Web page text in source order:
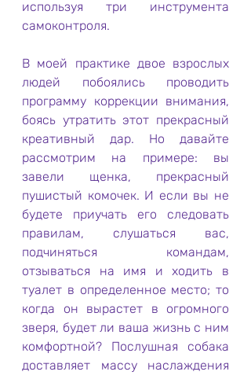
используя три инструмента
самоконтроля.
В моей практике двое взрослых
людей побоялись проводить
программу коррекции внимания,
боясь утратить этот прекрасный
креативный дар. Но давайте
рассмотрим на примере: вы
завели щенка, прекрасный
пушистый комочек. И если вы не
будете приучать его следовать
правилам, слушаться вас,
подчиняться командам,
отзываться на имя и ходить в
туалет в определенное место; то
когда он вырастет в огромного
зверя, будет ли ваша жизнь с ним
комфортной? Послушная собака
доставляет массу наслаждения